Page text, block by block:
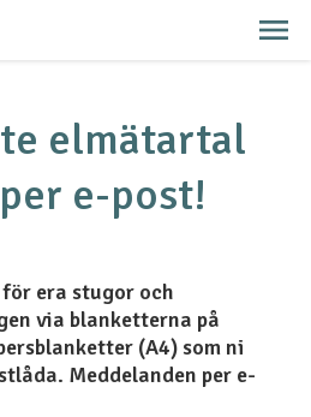
elmätartal
e-post!
era stugor och
via blanketterna på
(A4) som ni
Meddelanden per e-